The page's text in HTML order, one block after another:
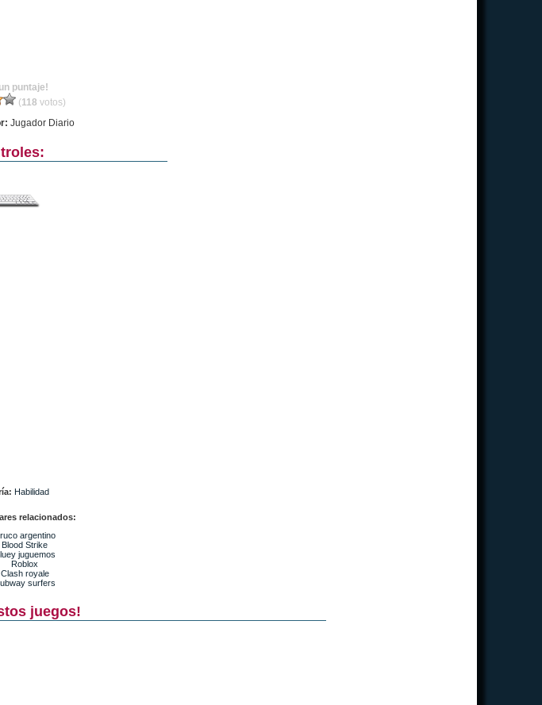
puntaje!
(118 votos)
Jugador Diario
Habilidad
relacionados:
argentino
Blood Strike
juguemos
Roblox
Clash royale
surfers
juegos!